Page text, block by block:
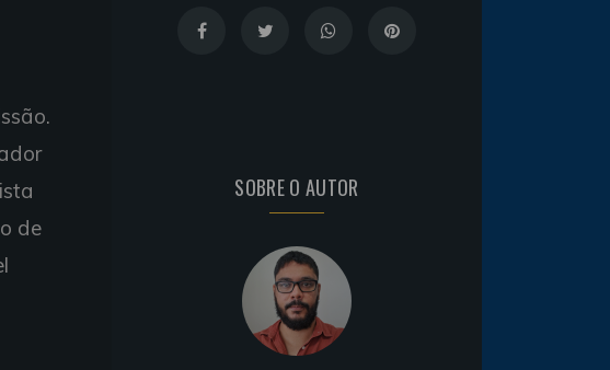
de
SOBRE O AUTOR